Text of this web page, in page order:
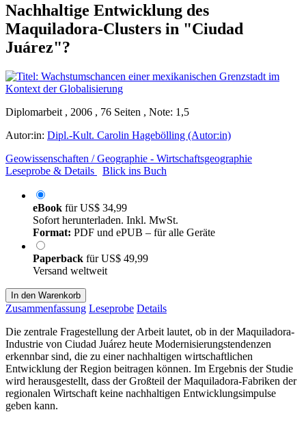
Nachhaltige Entwicklung des
Maquiladora-Clusters in "Ciudad
Juárez"?
Diplomarbeit , 2006 , 76 Seiten , Note: 1,5
Autor:in: Dipl.-Kult. Carolin Hagebölling (Autor:in)
Geowissenschaften / Geographie - Wirtschaftsgeographie
Leseprobe & Details
Blick ins Buch
eBook fürUS$ 34,99
Sofort herunterladen. Inkl. MwSt.
Format: PDF und ePUB – für alle Geräte
Paperback fürUS$ 49,99
Versand weltweit
In den Warenkorb
Zusammenfassung Leseprobe Details
Die zentrale Fragestellung der Arbeit lautet, ob in der Maquiladora-
Industrie von Ciudad Juárez heute Modernisierungstendenzen
erkennbar sind, die zu einer nachhaltigen wirtschaftlichen
Entwicklung der Region beitragen können. Im Ergebnis der Studie
wird herausgestellt, dass der Großteil der Maquiladora-Fabriken der
regionalen Wirtschaft keine nachhaltigen Entwicklungsimpulse
geben kann.